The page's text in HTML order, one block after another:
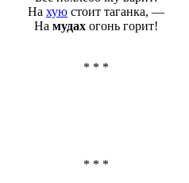
На хую стоит таганка, —
На мудах огонь горит!
* * *
* * *